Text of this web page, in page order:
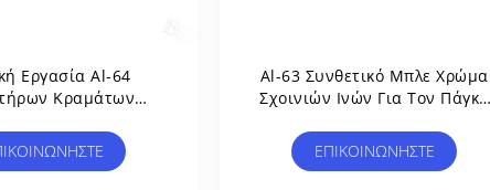
Εργασία Al-64
Κραμάτων
Αργιλίου Τύπων Γ
Al-63 Συνθετικό Μπλε Χρώμα
Σχοινιών Ινών Για Τον Πάγκο
Παραγωγής/το Λογιστικό Ράφι
ΕΠΙΚΟΙΝΩΝΉΣΤΕ